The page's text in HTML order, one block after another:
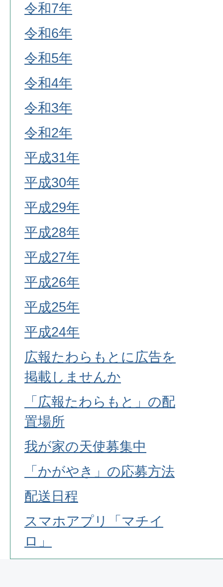
令和7年
令和6年
令和5年
令和4年
令和3年
令和2年
平成31年
平成30年
平成29年
平成28年
平成27年
平成26年
平成25年
平成24年
広報たわらもとに広告を
掲載しませんか
「広報たわらもと」の配
置場所
我が家の天使募集中
「かがやき」の応募方法
配送日程
スマホアプリ「マチイ
ロ」